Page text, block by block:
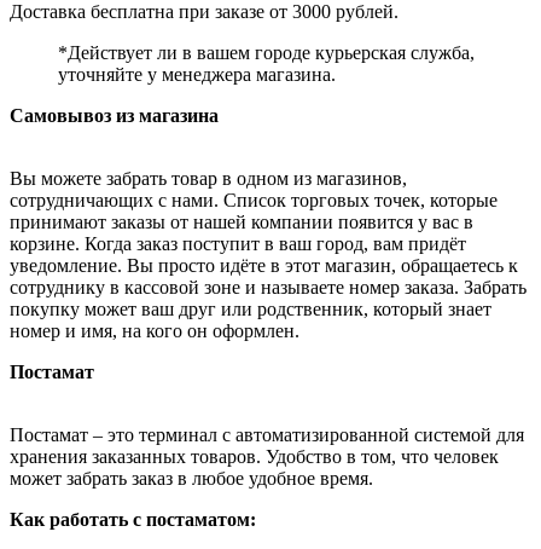
Доставка бесплатна при заказе от 3000 рублей.
*Действует ли в вашем городе курьерская служба,
уточняйте у менеджера магазина.
Самовывоз из магазина
Вы можете забрать товар в одном из магазинов,
сотрудничающих с нами. Список торговых точек, которые
принимают заказы от нашей компании появится у вас в
корзине. Когда заказ поступит в ваш город, вам придёт
уведомление. Вы просто идёте в этот магазин, обращаетесь к
сотруднику в кассовой зоне и называете номер заказа. Забрать
покупку может ваш друг или родственник, который знает
номер и имя, на кого он оформлен.
Постамат
Постамат – это терминал с автоматизированной системой для
хранения заказанных товаров. Удобство в том, что человек
может забрать заказ в любое удобное время.
Как работать с постаматом: